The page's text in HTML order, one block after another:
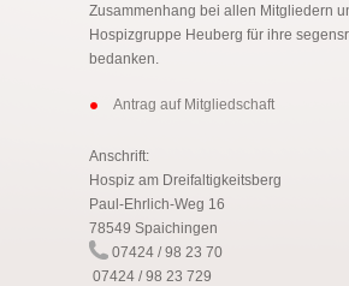
Zusammenhang bei allen Mitgliedern
Hospizgruppe Heuberg für ihre
bedanken.
Antrag auf Mitgliedschaft
Anschrift:
Hospiz am Dreifaltigkeitsberg
Paul-Ehrlich-Weg 16
78549 Spaichingen
07424 / 98 23 70
07424 / 98 23 729